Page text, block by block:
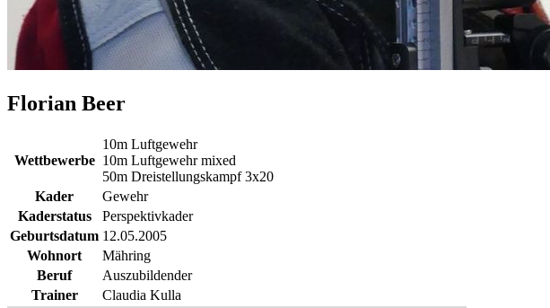
Florian Beer
Wettbewerbe
10m Luftgewehr
10m Luftgewehr mixed
50m Dreistellungskampf 3x20
Kader
Gewehr
Kaderstatus
Perspektivkader
Geburtsdatum 12.05.2005
Wohnort
Mähring
Beruf
Auszubildender
Trainer
Claudia Kulla